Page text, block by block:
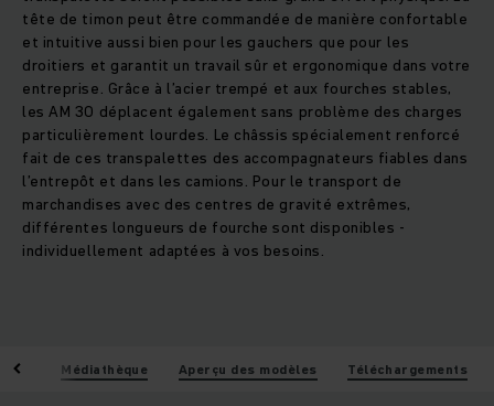
tête de timon peut être commandée de manière confortable
et intuitive aussi bien pour les gauchers que pour les
droitiers et garantit un travail sûr et ergonomique dans votre
entreprise. Grâce à l’acier trempé et aux fourches stables,
les AM 30 déplacent également sans problème des charges
particulièrement lourdes. Le châssis spécialement renforcé
fait de ces transpalettes des accompagnateurs fiables dans
l’entrepôt et dans les camions. Pour le transport de
marchandises avec des centres de gravité extrêmes,
différentes longueurs de fourche sont disponibles -
individuellement adaptées à vos besoins.
Médiathèque Aperçu des modèles Téléchargements